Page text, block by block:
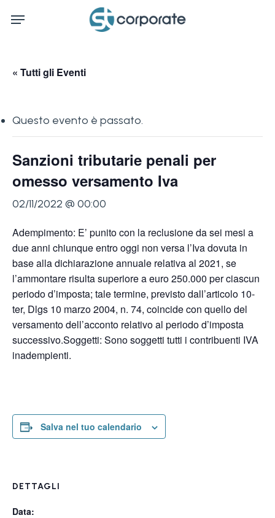
Menu
« Tutti gli Eventi
Questo evento è passato.
Sanzioni tributarie penali per
omesso versamento Iva
02/11/2022 @ 00:00
Adempimento: E’ punito con la reclusione da sei mesi a
due anni chiunque entro oggi non versa l’Iva dovuta in
base alla dichiarazione annuale relativa al 2021, se
l’ammontare risulta superiore a euro 250.000 per ciascun
periodo d’imposta; tale termine, previsto dall’articolo 10-
ter, Dlgs 10 marzo 2004, n. 74, coincide con quello del
versamento dell’acconto relativo al periodo d’imposta
successivo.Soggetti: Sono soggetti tutti i contribuenti IVA
inadempienti.
Salva nel tuo calendario
DETTAGLI
Data: